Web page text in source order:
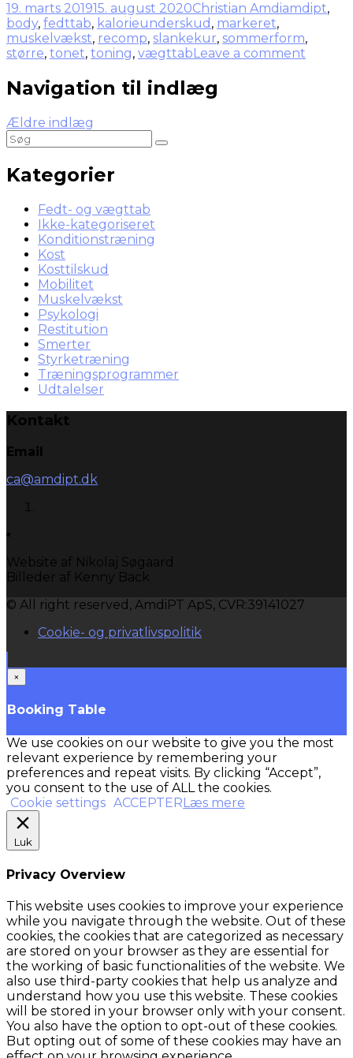
19. marts 201915. august 2020Christian Amdiamdipt,
body, fedttab, kalorieunderskud , markeret,
muskelvækst, recomp, slankekur, sommerform,
større, tonet, toning, vægttabLeave a comment
Navigation til indlæg
Ældre indlæg
Kategorier
Fedt- og vægttab
Ikke-kategoriseret
Konditionstræning
Kost
Kosttilskud
Mobilitet
Muskelvækst
Psykologi
Restitution
Smerter
Styrketræning
Træningsprogrammer
Udtalelser
Kontakt
Email
ca@amdipt.dk
Website af Nikolaj Søgaard
Billeder af Kenny Back
© All right reserved, AmdiPT ApS, CVR:39141027
Cookie- og privatlivspolitik
×
Booking Table
We use cookies on our website to give you the most
relevant experience by remembering your
preferences and repeat visits. By clicking “Accept”,
you consent to the use of ALL the cookies.
Cookie settings ACCEPTERLæs mere
Luk
Privacy Overview
This website uses cookies to improve your experience
while you navigate through the website. Out of these
cookies, the cookies that are categorized as necessary
are stored on your browser as they are essential for
the working of basic functionalities of the website. We
also use third-party cookies that help us analyze and
understand how you use this website. These cookies
will be stored in your browser only with your consent.
You also have the option to opt-out of these cookies.
But opting out of some of these cookies may have an